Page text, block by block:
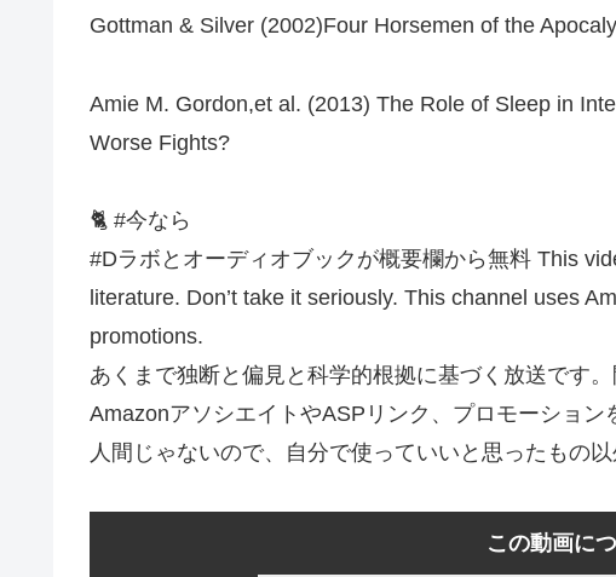
Gottman & Silver (2002)Four Horsemen of the
Amie M. Gordon,et al. (2013) The Role of Sleep in
Worse Fights?
🐈 #今なら
#Dラボとオーディオブックが概要欄から無料 This
literature. Don’t take it seriously. This channel uses
promotions.
あくまで独断と偏見と科学的根拠に基づく放送です
AmazonアソシエイトやASPリンク、プロモーショ
人間じゃないので、自分で使っていいと思ったもの
この動画に